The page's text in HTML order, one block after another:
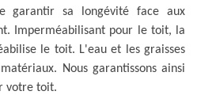
garantir sa longévité face aux
Imperméabilisant pour le toit, la
le toit. L'eau et les graisses
Nous garantissons ainsi
votre toit.